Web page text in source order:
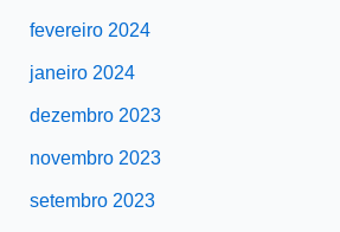
fevereiro 2024
janeiro 2024
dezembro 2023
novembro 2023
setembro 2023